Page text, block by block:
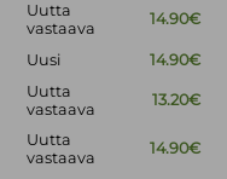
Uutta
vastaava
14.90€
Uusi 14.90€
Uutta
vastaava
13.20€
Uutta
vastaava
14.90€